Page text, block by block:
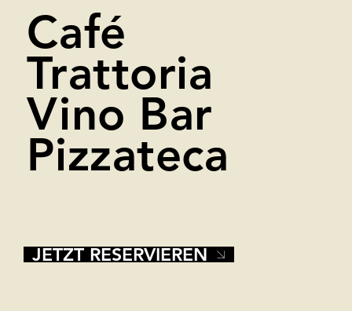
JETZT RESERVIEREN
Café
Trattoria
Vino Bar
Pizzateca